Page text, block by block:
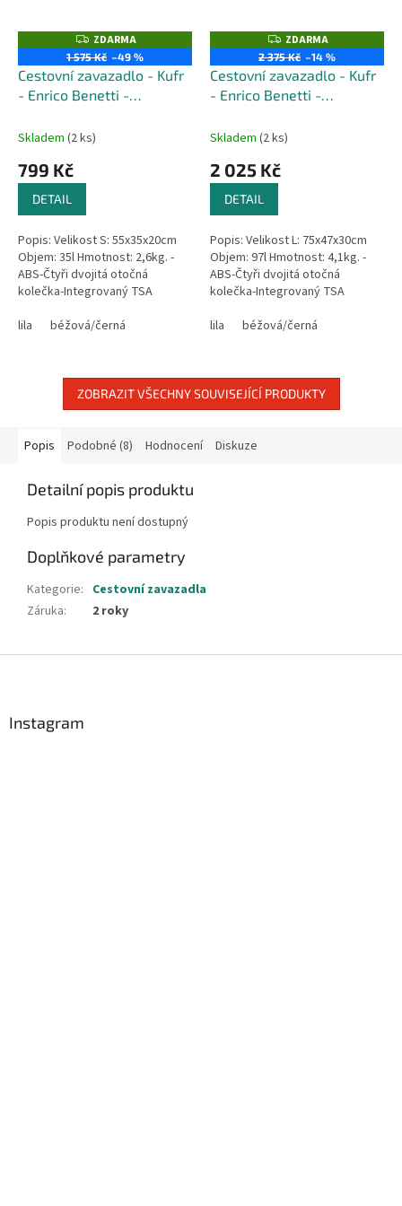
Z
D
A
R
A
ZDARMA
1 575 Kč –49 %
Cestovní zavazadlo - Kufr
- Enrico Benetti -
Objem 35 Litrů
Skladem (2 ks)
799 Kč
DETAIL
Popis: Velikost S: 55x35x20cm
Objem: 35l Hmotnost: 2,6kg. -
ABS-Čtyři dvojitá otočná
kolečka-Integrovaný TSA
Horní a boční madlo-Výsuvné...
lila béžová/černá
Z
D
A
R
A
ZDARMA
2 375 Kč –14 %
Cestovní zavazadlo - Kufr
- Enrico Benetti -
Objem 97 Litrů
Skladem (2 ks)
2 025 Kč
DETAIL
Popis: Velikost L: 75x47x30cm
Objem: 97l Hmotnost: 4,1kg. -
ABS-Čtyři dvojitá otočná
kolečka-Integrovaný TSA
Horní a boční madlo-Výsuvné...
lila béžová/černá
ZOBRAZIT VŠECHNY SOUVISEJÍCÍ PRODUKTY
Popis Podobné (8) Hodnocení Diskuze
Detailní popis produktu
Popis produktu není dostupný
Doplňkové parametry
Kategorie: Cestovní zavazadla
Záruka: 2 roky
Instagram